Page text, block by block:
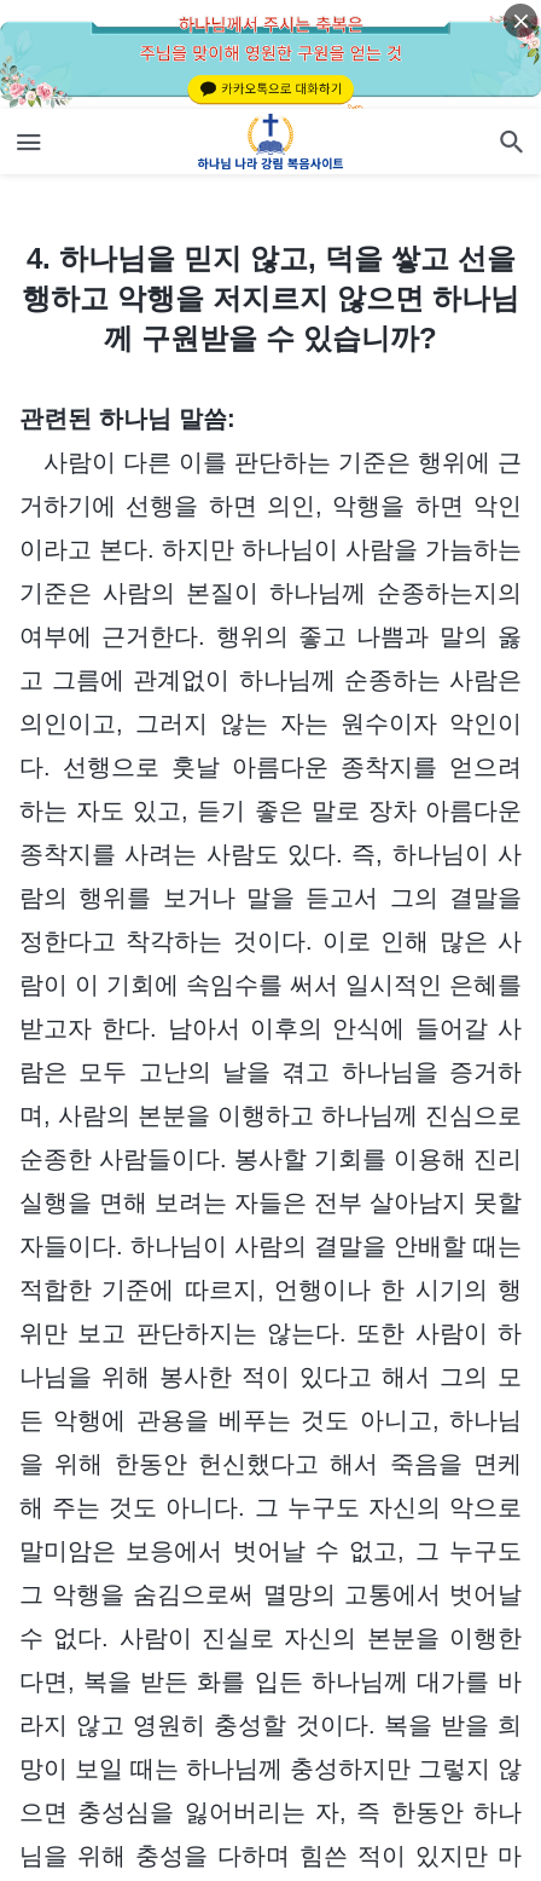
4. 하나님을 믿지 않고, 덕을 쌓고 선을
행하고 악행을 저지르지 않으면 하나님
께 구원받을 수 있습니까?
관련된 하나님 말씀:
사람이 다른 이를 판단하는 기준은 행위에 근
거하기에 선행을 하면 의인, 악행을 하면 악인
이라고 본다. 하지만 하나님이 사람을 가늠하는
기준은 사람의 본질이 하나님께 순종하는지의
여부에 근거한다. 행위의 좋고 나쁨과 말의 옳
고 그름에 관계없이 하나님께 순종하는 사람은
의인이고, 그러지 않는 자는 원수이자 악인이
다. 선행으로 훗날 아름다운 종착지를 얻으려
하는 자도 있고, 듣기 좋은 말로 장차 아름다운
종착지를 사려는 사람도 있다. 즉, 하나님이 사
람의 행위를 보거나 말을 듣고서 그의 결말을
정한다고 착각하는 것이다. 이로 인해 많은 사
람이 이 기회에 속임수를 써서 일시적인 은혜를
받고자 한다. 남아서 이후의 안식에 들어갈 사
람은 모두 고난의 날을 겪고 하나님을 증거하
며, 사람의 본분을 이행하고 하나님께 진심으로
순종한 사람들이다. 봉사할 기회를 이용해 진리
실행을 면해 보려는 자들은 전부 살아남지 못할
자들이다. 하나님이 사람의 결말을 안배할 때는
적합한 기준에 따르지, 언행이나 한 시기의 행
위만 보고 판단하지는 않는다. 또한 사람이 하
나님을 위해 봉사한 적이 있다고 해서 그의 모
든 악행에 관용을 베푸는 것도 아니고, 하나님
을 위해 한동안 헌신했다고 해서 죽음을 면케
해 주는 것도 아니다. 그 누구도 자신의 악으로
말미암은 보응에서 벗어날 수 없고, 그 누구도
그 악행을 숨김으로써 멸망의 고통에서 벗어날
수 없다. 사람이 진실로 자신의 본분을 이행한
다면, 복을 받든 화를 입든 하나님께 대가를 바
라지 않고 영원히 충성할 것이다. 복을 받을 희
망이 보일 때는 하나님께 충성하지만 그렇지 않
으면 충성심을 잃어버리는 자, 즉 한동안 하나
님을 위해 충성을 다하며 힘쓴 적이 있지만 마